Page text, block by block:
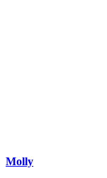
Molly